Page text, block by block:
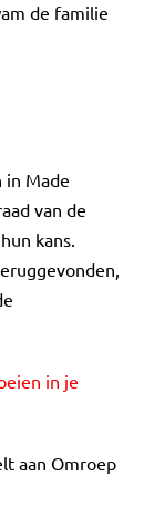
de familie
in Made
van de
kans.
in je
aan Omroep